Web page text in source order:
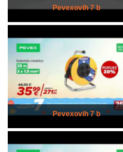
Pevexovih 7 b
Pevexovih 7 b